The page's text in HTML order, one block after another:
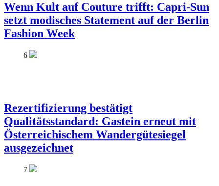
Wenn Kult auf Couture trifft: Capri-Sun
setzt modisches Statement auf der Berlin
Fashion Week
6
Rezertifizierung bestätigt
Qualitätsstandard: Gastein erneut mit
Österreichischem Wandergütesiegel
ausgezeichnet
7